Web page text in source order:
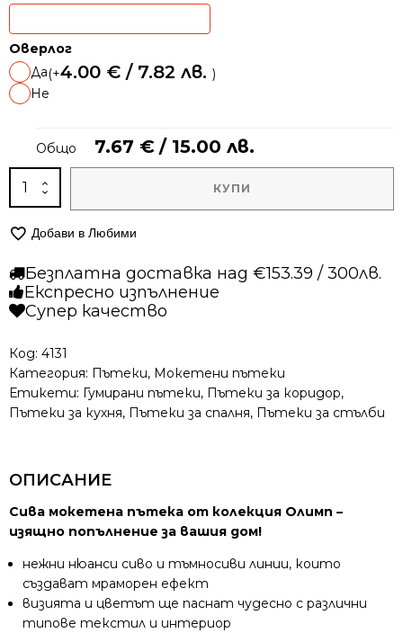
Оверлог
Да(+4.00 € / 7.82 лв. )
Не
Общо 7.67 € / 15.00 лв.
количество
за
пътека
Олимп
2418
Сив
КУПИ
Добави в Любими
Безплатна доставка над €153.39 / 300лв.
Експресно изпълнение
Супер качество
Код: 4131
Категория: Пътеки, Мокетени пътеки
Етикети: Гумирани пътеки, Пътеки за коридор,
Пътеки за кухня, Пътеки за спалня, Пътеки за стълби
ОПИСАНИЕ
Сива мокетена пътека от колекция Олимп –
изящно попълнение за вашия дом!
нежни нюанси сиво и тъмносиви линии, които
създават мраморен ефект
визията и цветът ще паснат чудесно с различни
типове текстил и интериор